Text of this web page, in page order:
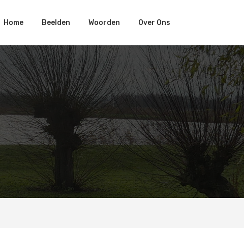
Home Beelden Woorden Over Ons